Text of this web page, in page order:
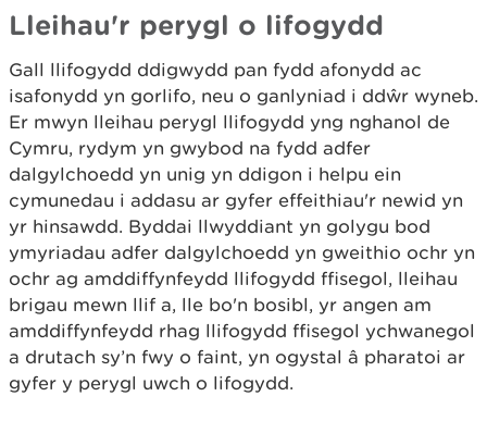
Lleihau'r perygl o lifogydd
Gall llifogydd ddigwydd pan fydd afonydd ac
isafonydd yn gorlifo, neu o ganlyniad i ddŵr wyneb.
Er mwyn lleihau perygl llifogydd yng nghanol de
Cymru, rydym yn gwybod na fydd adfer
dalgylchoedd yn unig yn ddigon i helpu ein
cymunedau i addasu ar gyfer effeithiau'r newid yn
yr hinsawdd. Byddai llwyddiant yn golygu bod
ymyriadau adfer dalgylchoedd yn gweithio ochr yn
ochr ag amddiffynfeydd llifogydd ffisegol, lleihau
brigau mewn llif a, lle bo'n bosibl, yr angen am
amddiffynfeydd rhag llifogydd ffisegol ychwanegol
a drutach sy’n fwy o faint, yn ogystal â pharatoi ar
gyfer y perygl uwch o lifogydd.